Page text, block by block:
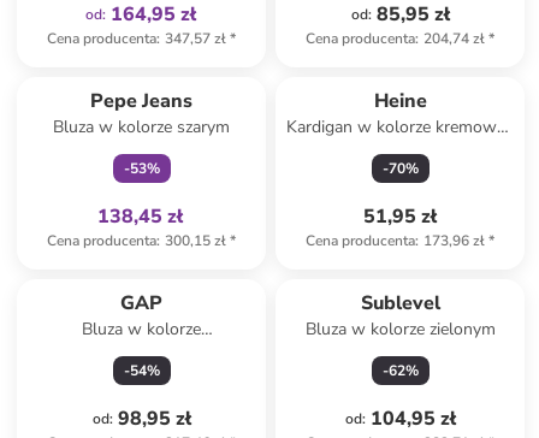
od: 164,95 zł
Cena producenta: 347,57 zł*
od: 85,95 zł
Cena producenta: 204,74 zł*
Pepe Jeans
Bluza w kolorze szarym
-53%
138,45 zł
Cena producenta: 300,15 zł*
Heine
Kardigan w kolorze kremowo-
karmelowym
-70%
51,95 zł
Cena producenta: 173,96 zł*
GAP
Bluza w kolorze
jasnoróżowym
-54%
od: 98,95 zł
Sublevel
Bluza w kolorze zielonym
-62%
od: 104,95 zł